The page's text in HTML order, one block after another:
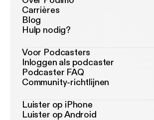
Carrières
Blog
Hulp nodig?
Voor Podcasters
Inloggen als podcaster
Podcaster FAQ
Community-richtlijnen
Luister op iPhone
Luister op Android